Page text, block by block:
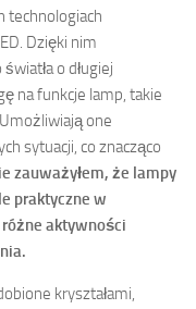
technologiach
Dzięki nim
o długiej
na funkcje lamp, takie
one
sytuacji, co znacząco
zauważyłem, że lampy
praktyczne w
aktywności
kryształami,